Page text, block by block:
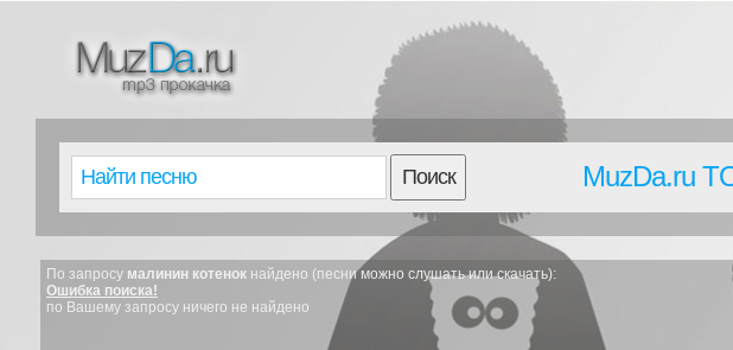
Поиск MuzDa.ru
По запросу малинин котенок найдено (песни можно слушать или скачать):
Ошибка поиска!
по Вашему запросу ничего не найдено